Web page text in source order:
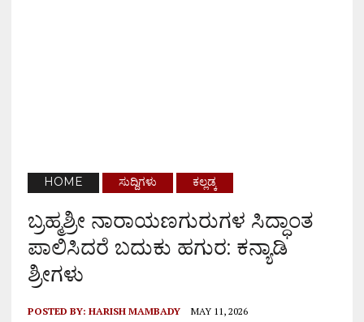
HOME ಸುದ್ದಿಗಳು ಕಲ್ಲಡ್ಕ
ಬ್ರಹ್ಮಶ್ರೀ ನಾರಾಯಣಗುರುಗಳ ಸಿದ್ಧಾಂತ
ಪಾಲಿಸಿದರೆ ಬದುಕು ಹಗುರ: ಕನ್ಯಾಡಿ
ಶ್ರೀಗಳು
POSTED BY: HARISH MAMBADY MAY 11, 2026